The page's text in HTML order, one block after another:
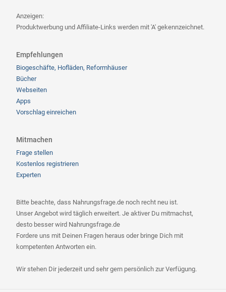
Anzeigen:
Produktwerbung und Affiliate-Links werden mit 'A' gekennzeichnet.
Empfehlungen
Biogeschäfte, Hofläden, Reformhäuser
Bücher
Webseiten
Apps
Vorschlag einreichen
Mitmachen
Frage stellen
Kostenlos registrieren
Experten
Bitte beachte, dass Nahrungsfrage.de noch recht neu ist.
Unser Angebot wird täglich erweitert. Je aktiver Du mitmachst,
desto besser wird Nahrungsfrage.de
Fordere uns mit Deinen Fragen heraus oder bringe Dich mit
kompetenten Antworten ein.
Wir stehen Dir jederzeit und sehr gern persönlich zur Verfügung.